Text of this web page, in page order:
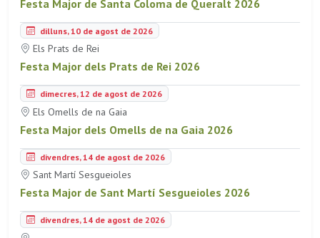
Festa Major de Santa Coloma de Queralt 2026
dilluns, 10 de agost de 2026
Els Prats de Rei
Festa Major dels Prats de Rei 2026
dimecres, 12 de agost de 2026
Els Omells de na Gaia
Festa Major dels Omells de na Gaia 2026
divendres, 14 de agost de 2026
Sant Martí Sesgueioles
Festa Major de Sant Martí Sesgueioles 2026
divendres, 14 de agost de 2026